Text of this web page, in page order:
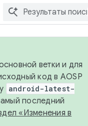
ветки и для
код в AOSP
android-latest-
последний
«Изменения в